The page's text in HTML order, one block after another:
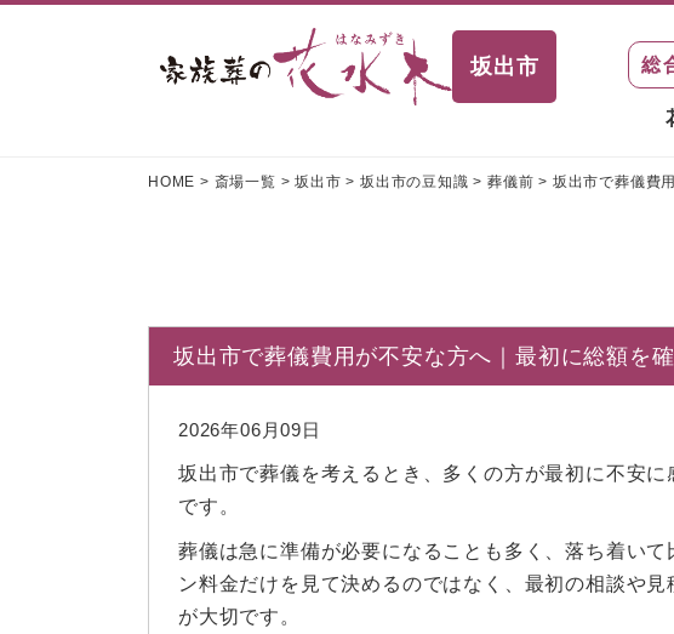
坂出市 総
HOME > 斎場一覧 >坂出市 >坂出市の豆知識 >葬儀前 > 坂出市で葬儀費
坂出市で葬儀費用が不安な方へ｜最初に総額を
2026年06月09日
坂出市で葬儀を考えるとき、多くの方が最初に不安
です。
葬儀は急に準備が必要になることも多く、落ち着い
ン料金だけを見て決めるのではなく、最初の相談や見
が大切です。